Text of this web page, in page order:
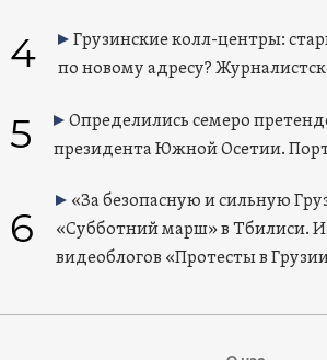
4
Грузинские колл-центры:
по новому адресу?
5
Определились семеро
президента Южной Осетии.
6
«За безопасную и сильную
«Субботний марш» в Тбилиси.
видеоблогов «Протесты в